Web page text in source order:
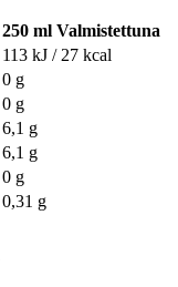
250 ml Valmistettuna
113 kJ / 27 kcal
0 g
0 g
6,1 g
6,1 g
0 g
0,31 g